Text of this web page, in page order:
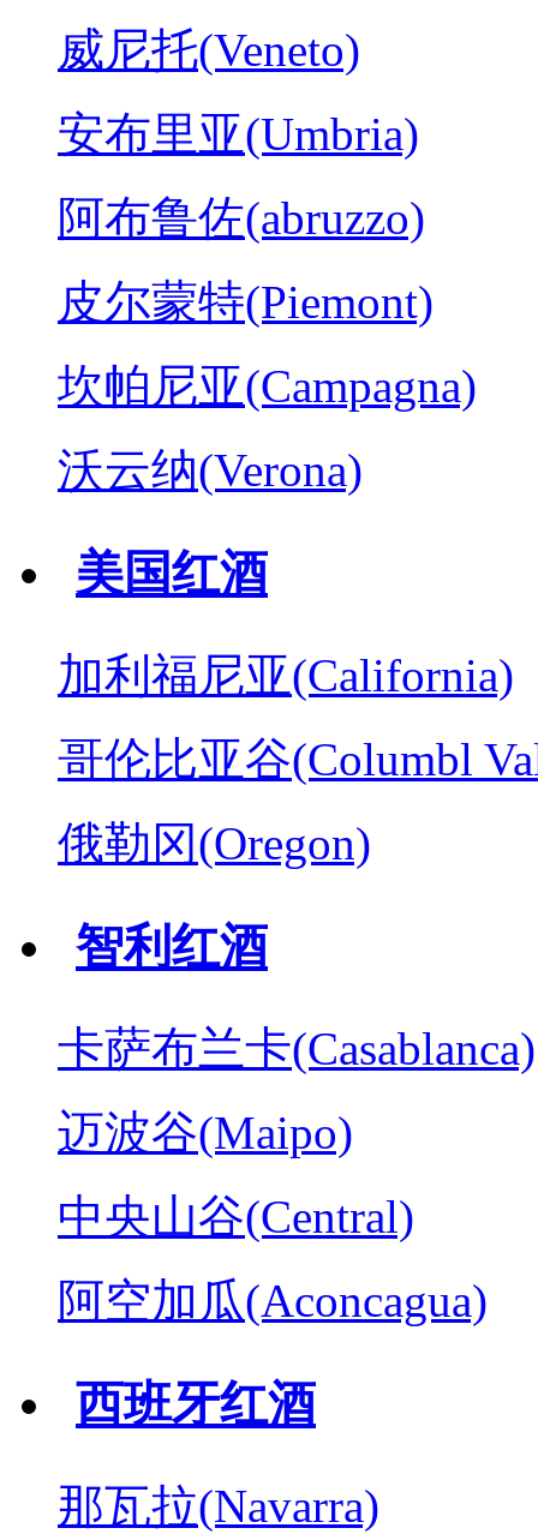
威尼托(Veneto)
安布里亚(Umbria)
阿布鲁佐(abruzzo)
皮尔蒙特(Piemont)
坎帕尼亚(Campagna)
沃云纳(Verona)
美国红酒
加利福尼亚(California)
哥伦比亚谷(Columbl
俄勒冈(Oregon)
智利红酒
卡萨布兰卡(Casablanca)
迈波谷(Maipo)
中央山谷(Central)
阿空加瓜(Aconcagua)
西班牙红酒
那瓦拉(Navarra)